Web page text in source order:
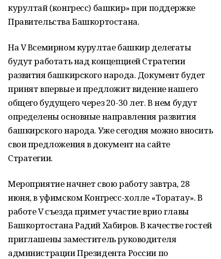
курултай (конгресс) башкир» при поддержке
Правительства Башкортостана.
На V Всемирном курултае башкир делегаты
будут работать над концепцией Стратегии
развития башкирского народа. Документ будет
принят впервые и предложит видение нашего
общего будущего через 20-30 лет. В нем будут
определены основные направления развития
башкирского народа. Уже сегодня можно вносить
свои предложения в документ на сайте
Стратегии.
Мероприятие начнет свою работу завтра, 28
июня, в уфимском Конгресс-холле «Торатау». В
работе V съезда примет участие врио главы
Башкортостана Радий Хабиров. В качестве гостей
приглашены заместитель руководителя
администрации Президента России по